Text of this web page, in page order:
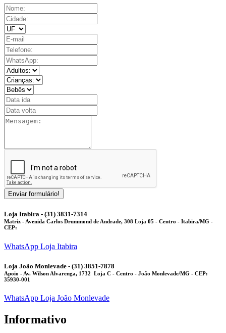
Enviar formulário!
Loja Itabira - (31) 3831-7314
Matriz - Avenida Carlos Drummond de Andrade, 308 Loja 05 - Centro - Itabira/MG -
CEP:
WhatsApp Loja Itabira
Loja João Monlevade - (31) 3851-7878
Apoio - Av. Wilson Alvarenga, 1732 Loja C - Centro - João Monlevade/MG - CEP:
35930-001
WhatsApp Loja João Monlevade
Informativo